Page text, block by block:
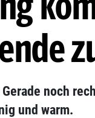
noch
und warm.